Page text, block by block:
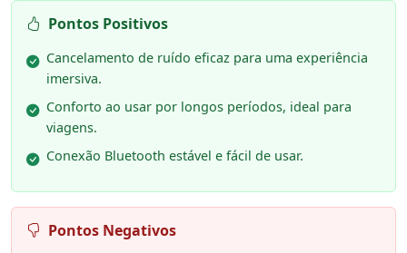
Pontos Positivos
Cancelamento de ruído eficaz para uma experiência
imersiva.
Conforto ao usar por longos períodos, ideal para
viagens.
Conexão Bluetooth estável e fácil de usar.
Pontos Negativos